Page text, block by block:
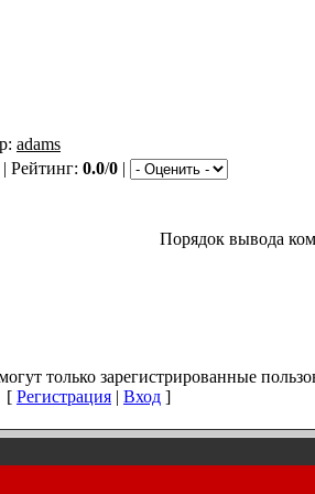
adams
| Рейтинг: 0.0/0 |
Порядок вывода
только зарегистрированные
[ Регистрация | Вход ]